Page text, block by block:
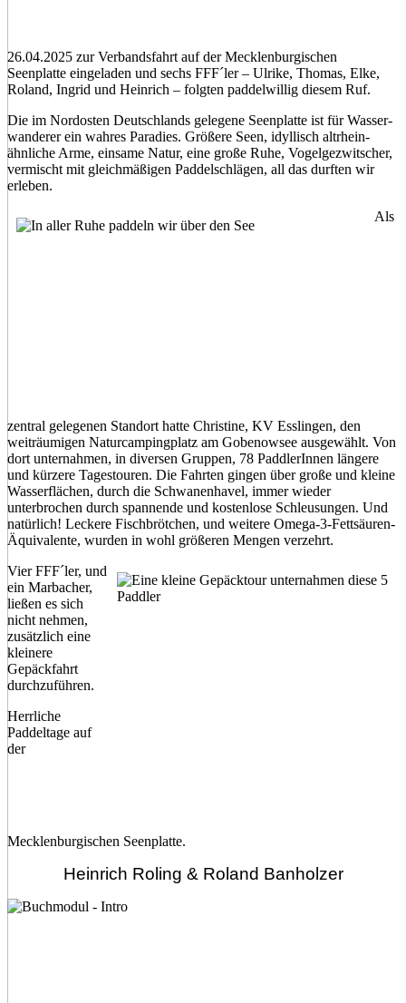
26.04.2025 zur Verbandsfahrt auf der Mecklenburgischen
Seenplatte eingeladen und sechs FFF´ler – Ulrike, Thomas, Elke,
Roland, Ingrid und Heinrich – folgten paddelwillig diesem Ruf.
Die im Nordosten Deutschlands gelegene Seenplatte ist für Wasser­
wanderer ein wahres Paradies. Größere Seen, idyllisch altrhein­
ähnliche Arme, einsame Natur, eine große Ruhe, Vogelgezwitscher,
vermischt mit gleichmäßigen Paddelschlägen, all das durften wir
erleben.
Als
zentral gelegenen Standort hatte Christine, KV Esslingen, den
weiträumigen Naturcampingplatz am Gobenowsee ausgewählt. Von
dort unternahmen, in diversen Gruppen, 78 PaddlerInnen längere
und kürzere Tagestouren. Die Fahrten gingen über große und kleine
Wasserflächen, durch die Schwanenhavel, immer wieder
unterbrochen durch spannende und kostenlose Schleu­sungen. Und
natürlich! Leckere Fischbrötchen, und weitere Omega-3-Fettsäuren-
Äquivalente, wurden in wohl größeren Mengen verzehrt.
Vier FFF´ler, und
ein Marbacher,
ließen es sich
nicht nehmen,
zusätzlich eine
kleinere
Gepäckfahrt
durchzuführen.
Herrliche
Paddeltage auf
der
Mecklenburgischen Seenplatte.
Heinrich Roling & Roland Banholzer